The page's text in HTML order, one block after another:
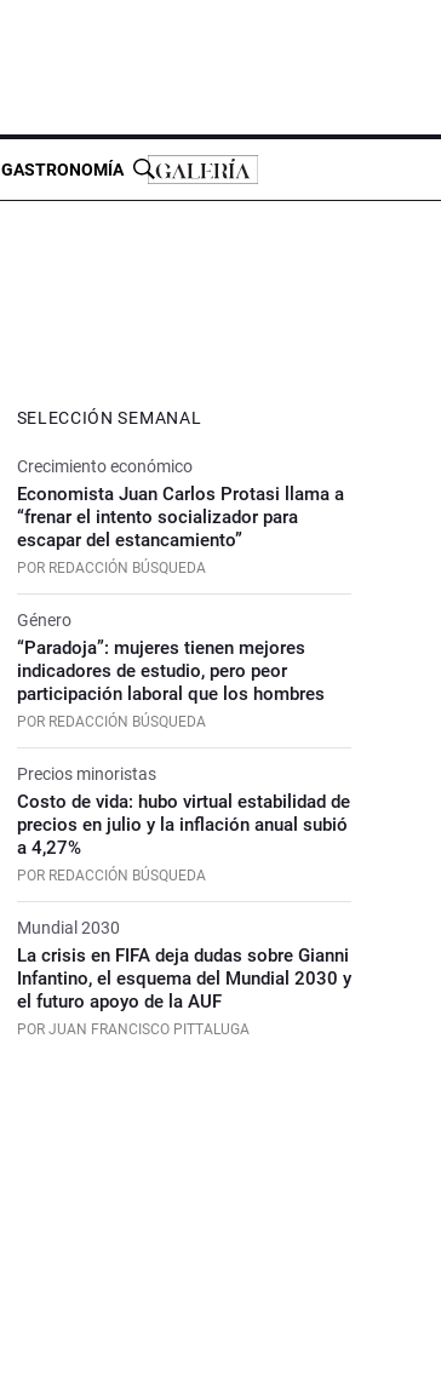
GASTRONOMÍA
SELECCIÓN SEMANAL
Crecimiento económico
Economista Juan Carlos Protasi llama a
“frenar el intento socializador para
escapar del estancamiento”
POR REDACCIÓN BÚSQUEDA
Género
“Paradoja”: mujeres tienen mejores
indicadores de estudio, pero peor
participación laboral que los hombres
POR REDACCIÓN BÚSQUEDA
Precios minoristas
Costo de vida: hubo virtual estabilidad de
precios en julio y la inflación anual subió
a 4,27%
POR REDACCIÓN BÚSQUEDA
Mundial 2030
La crisis en FIFA deja dudas sobre Gianni
Infantino, el esquema del Mundial 2030 y
el futuro apoyo de la AUF
POR JUAN FRANCISCO PITTALUGA